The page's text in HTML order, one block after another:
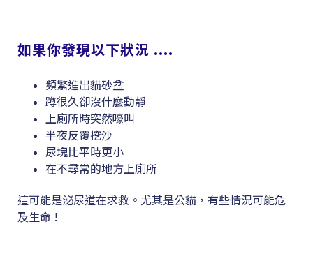
如果你發現以下狀況 ....
頻繁進出貓砂盆
蹲很久卻沒什麼動靜
上廁所時突然嚎叫
半夜反覆挖沙
尿塊比平時更小
在不尋常的地方上廁所
這可能是泌尿道在求救。尤其是公貓，有些情況可能危
及生命 !